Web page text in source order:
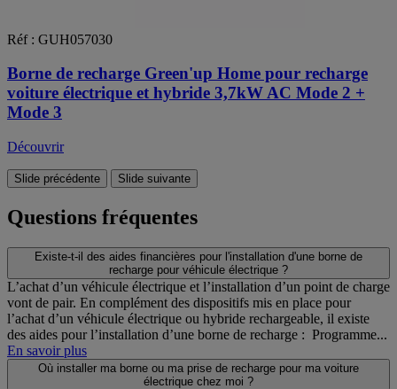
Réf : GUH057030
Borne de recharge Green'up Home pour recharge
voiture électrique et hybride 3,7kW AC Mode 2 +
Mode 3
Découvrir
Slide précédente Slide suivante
Questions fréquentes
Existe-t-il des aides financières pour l'installation d'une borne de
recharge pour véhicule électrique ?
L’achat d’un véhicule électrique et l’installation d’un point de charge
vont de pair. En complément des dispositifs mis en place pour
l’achat d’un véhicule électrique ou hybride rechargeable, il existe
des aides pour l’installation d’une borne de recharge : Programme...
En savoir plus
Où installer ma borne ou ma prise de recharge pour ma voiture
électrique chez moi ?